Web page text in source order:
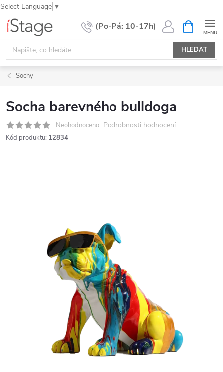
Select Language ▼
Přejít
obsah
HLEDAT
NÁKUPNÍ
KOŠÍK
Sochy
Socha barevného bulldoga
Neohodnoceno Podrobnosti hodnocení
Kód produktu: 12834